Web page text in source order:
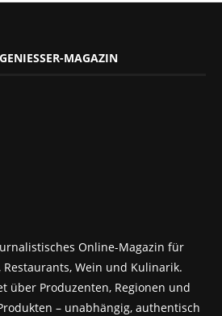
MAGAZIN
Online-Magazin für
Restaurants, Wein und Kulinarik.
über Produzenten, Regionen und
– unabhängig, authentisch